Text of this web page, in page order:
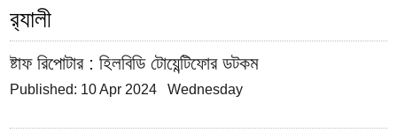
র‌্যালী
ষ্টাফ রিপোটার: হিলবিডি টোয়েন্টিফোর ডটকম
Published: 10 Apr 2024 Wednesday